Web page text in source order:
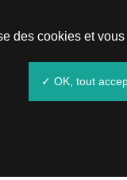
des cookies et
✓ OK, tout